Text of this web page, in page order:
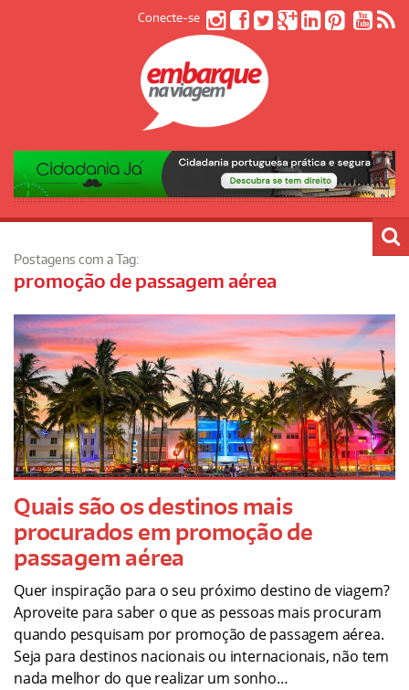
Conecte-se
Postagens com a Tag:
promoção de passagem aérea
Quais são os destinos mais
procurados em promoção de
passagem aérea
Quer inspiração para o seu próximo destino de viagem?
Aproveite para saber o que as pessoas mais procuram
quando pesquisam por promoção de passagem aérea.
Seja para destinos nacionais ou internacionais, não tem
nada melhor do que realizar um sonho…